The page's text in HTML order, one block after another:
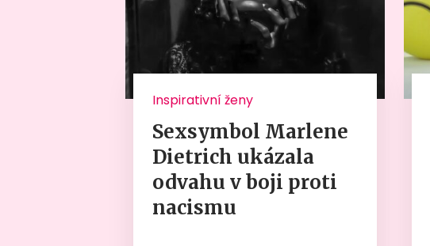
Inspirativní ženy
Sexsymbol Marlene
Dietrich ukázala
odvahu v boji proti
nacismu